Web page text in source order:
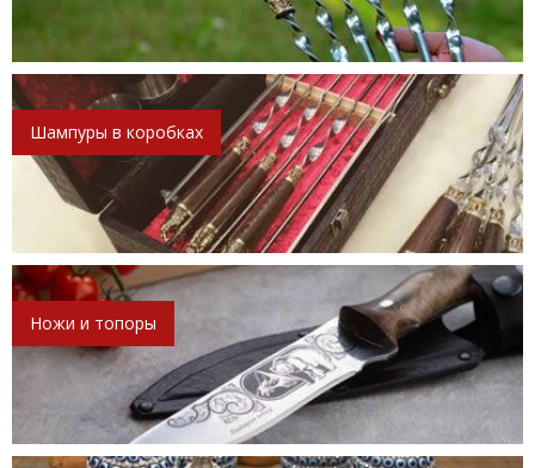
Шампуры в коробках
Ножи и топоры